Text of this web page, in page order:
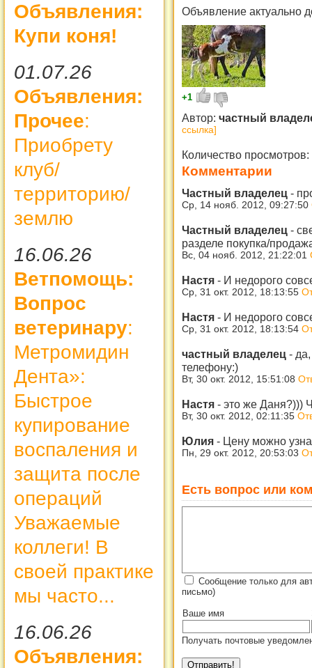
Объявления:
Купи коня!
01.07.26
Объявления:
Прочее:
Приобрету
клуб/
территорию/
землю
16.06.26
Ветпомощь:
Вопрос
ветеринару:
Метромидин
Дента»:
Быстрое
купирование
воспаления и
защита после
операций
Уважаемые
коллеги! В
своей практике
мы часто...
16.06.26
Объявления:
Объявление актуально
+1
Автор: частный
ссылка]
Количество просмотров:
Комментарии
Частный владелец -
Ср, 14 нояб. 2012, 09:27:50
Частный владелец -
разделе покупка/
Вс, 04 нояб. 2012, 21:22:01
Настя - И недорого
Ср, 31 окт. 2012, 18:13:55
Настя - И недорого
Ср, 31 окт. 2012, 18:13:54
частный владелец -
телефону:)
Вт, 30 окт. 2012, 15:51:08
Настя - это же Даня?)))
Вт, 30 окт. 2012, 02:11:35
Юлия - Цену можно
Пн, 29 окт. 2012, 20:53:03
Есть вопрос или
Сообщение только для
письмо)
Ваше имя
Получать почтовые